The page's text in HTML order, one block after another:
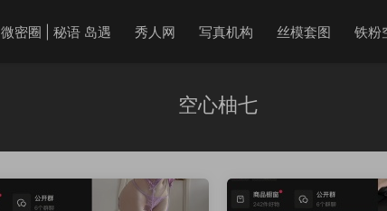
微密圈 | 秘语 岛遇 秀人网 写真机构 丝模套图 铁粉
空心柚七